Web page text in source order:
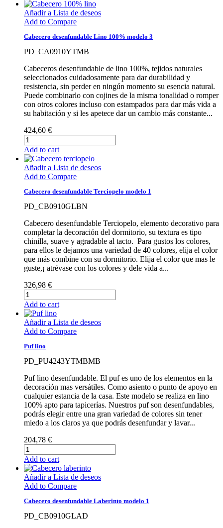
Añadir a Lista de deseos
Add to Compare
Cabecero desenfundable Lino 100% modelo 3
PD_CA0910YTMB
Cabeceros desenfundable de lino 100%, tejidos naturales
seleccionados cuidadosamente para dar durabilidad y
resistencia, sin perder en ningún momento su esencia natural.
Puede combinarlo con cojines de la misma tonalidad o romper
con otros colores incluso con estampados para dar más vida a
su habitación y si les apetece dar un cambio más constante...
424,60 €
Add to cart
Añadir a Lista de deseos
Add to Compare
Cabecero desenfundable Terciopelo modelo 1
PD_CB0910GLBN
Cabecero desenfundable Terciopelo, elemento decorativo para
completar la decoración del dormitorio, su textura es tipo
chinilla, suave y agradable al tacto. Para gustos los colores,
para ellos le dejamos una variedad de 40 colores, elija el color
que más combine con su dormitorio. Elija el color que mas le
guste,¡ atrévase con los colores y dele vida a...
326,98 €
Add to cart
Añadir a Lista de deseos
Add to Compare
Puf lino
PD_PU4243YTMBMB
Puf lino desenfundable. El puf es uno de los elementos en la
decoración mas versátiles. Como asiento o punto de apoyo en
cualquier estancia de la casa. Este modelo se realiza en lino
100% apto para tapicerías. Nuestros puf son desenfundables,
podrás elegir entre una gran variedad de colores sin tener
miedo a los claros ya que podrás desenfundar y lavar...
204,78 €
Add to cart
Añadir a Lista de deseos
Add to Compare
Cabecero desenfundable Laberinto modelo 1
PD_CB0910GLAD